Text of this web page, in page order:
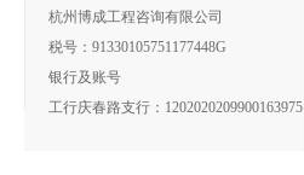
杭州博成工程咨询有限公司
税号：91330105751177448G
银行及账号
工行庆春路支行：1202020209900163975